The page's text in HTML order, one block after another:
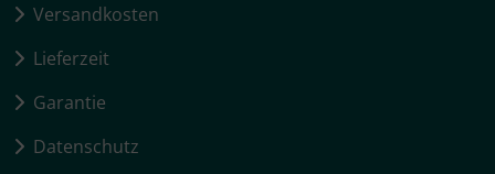
Versandkosten
Lieferzeit
Garantie
Datenschutz